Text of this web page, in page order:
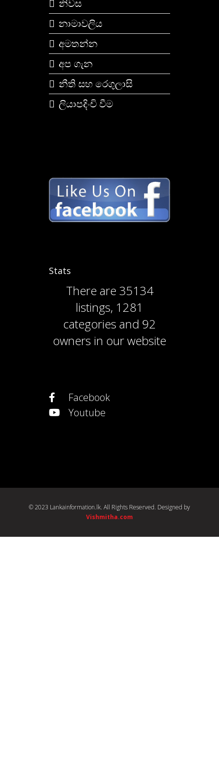
නිවස
නාමාවලිය
අමතන්න
අප ගැන
නීති සහ රෙගුලාසි
ලියාපදිංචි වීම
Stats
There are 35134
listings, 1281
categories and 92
owners in our website
Facebook
Youtube
© 2023 Lankainformation.lk. All Rights Reserved. Designed by
Vishmitha.com